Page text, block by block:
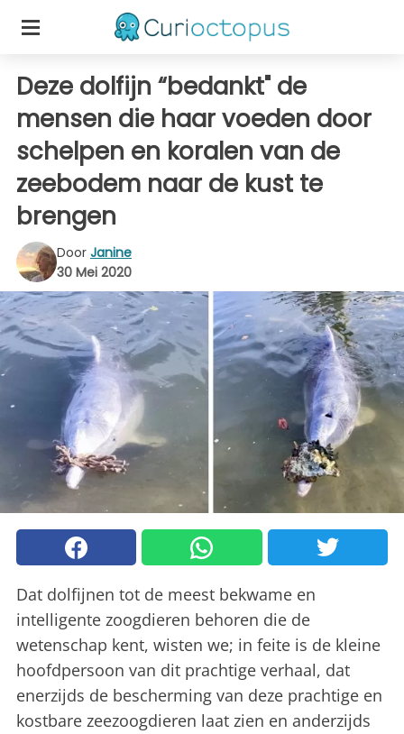
Deze dolfijn “bedankt" de
mensen die haar voeden door
schelpen en koralen van de
zeebodem naar de kust te
brengen
Door Janine
30 Mei 2020
Dat dolfijnen tot de meest bekwame en
intelligente zoogdieren behoren die de
wetenschap kent, wisten we; in feite is de kleine
hoofdpersoon van dit prachtige verhaal, dat
enerzijds de bescherming van deze prachtige en
kostbare zeezoogdieren laat zien en anderzijds